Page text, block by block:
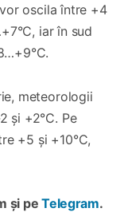
oscila între +4
iar în sud
meteorologii
și +2°C. Pe
+5 și +10°C,
și peTelegram.